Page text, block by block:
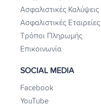
Ασφαλιστικές Καλύψεις
Ασφαλιστικές Εταιρείες
Τρόποι Πληρωμής
Επικοινωνία
SOCIAL MEDIA
Facebook
YouTube